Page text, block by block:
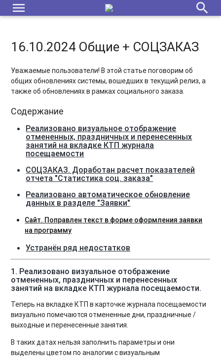
menu search
16.10.2024 Общие + СОЦЗАКАЗ
Уважаемые пользователи! В этой статье поговорим об
общих обновлениях системы, вошедших в текущий релиз, а
также об обновлениях в рамках социального заказа.
Содержание
Реализовано визуальное отображение
отмененных, праздничных и перенесенных
занятий на вкладке КТП журнала
посещаемости
СОЦЗАКАЗ. Доработан расчет показателей
отчета "Статистика соц. заказа"
Реализовано автоматическое обновление
данных в разделе "Заявки"
Сайт. Поправлен текст в форме оформления заявки
на программу
Устранён ряд недостатков
1. Реализовано визуальное отображение
отмененных, праздничных и перенесенных
занятий на вкладке КТП журнала посещаемости.
Теперь на вкладке КТП в карточке журнала посещаемости
визуально помечаются отмененные дни, праздничные /
выходные и перенесенные занятия.
В таких датах нельзя заполнить параметры и они
выделены цветом по аналогии с визуальным